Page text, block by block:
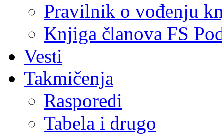
Pravilnik o vođenju
Knjiga članova FS
Vesti
Takmičenja
Rasporedi
Tabela i drugo